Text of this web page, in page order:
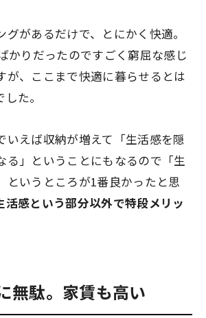
があるだけで、とにかく快適。
かりだったのですごく窮屈な感じ
が、ここまで快適に暮らせるとは
た。
いえば収納が増えて「生活感を隠
る」ということにもなるので「生
というところが1番良かったと思
活感という部分以外で特段メリッ
無駄。家賃も高い